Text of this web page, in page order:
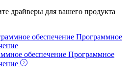
драйверы для вашего продукта
Программное
обеспечение Программное